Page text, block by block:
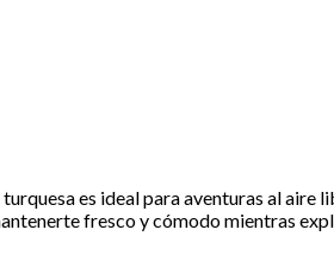
es ideal para aventuras al
fresco y cómodo mientras